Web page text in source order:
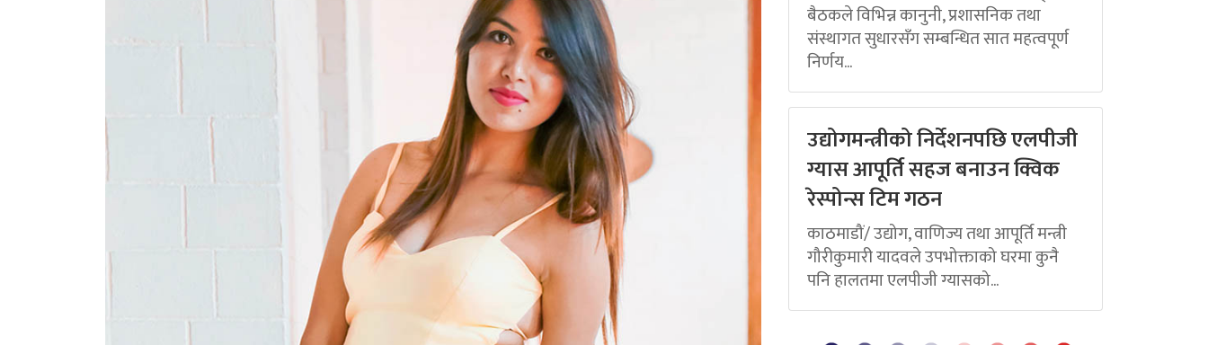
बैठकले विभिन्न कानुनी, प्रशासनिक तथा
संस्थागत सुधारसँग सम्बन्धित सात महत्वपूर्ण
निर्णय...
उद्योगमन्त्रीको निर्देशनपछि एलपीजी
ग्यास आपूर्ति सहज बनाउन क्विक
रेस्पोन्स टिम गठन
काठमाडौं/ उद्योग, वाणिज्य तथा आपूर्ति मन्त्री
गौरीकुमारी यादवले उपभोक्ताको घरमा कुनै
पनि हालतमा एलपीजी ग्यासको...